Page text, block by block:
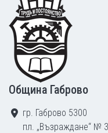
Footer
Община Габрово
гр. Габрово 5300
пл. „Възраждане“ № 3